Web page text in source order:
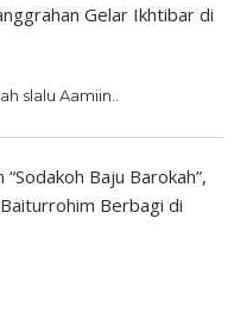
Gelar Ikhtibar di
slalu Aamiin..
“Sodakoh Baju Barokah”,
Berbagi di